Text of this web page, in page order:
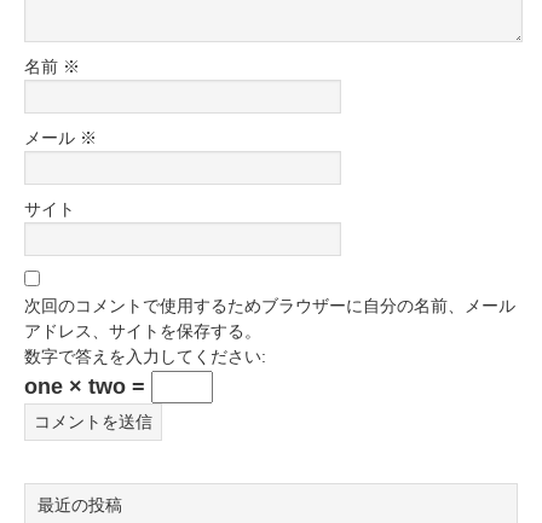
名前 ※
メール ※
サイト
次回のコメントで使用するためブラウザーに自分の名前、メール
アドレス、サイトを保存する。
数字で答えを入力してください:
one × two =
最近の投稿